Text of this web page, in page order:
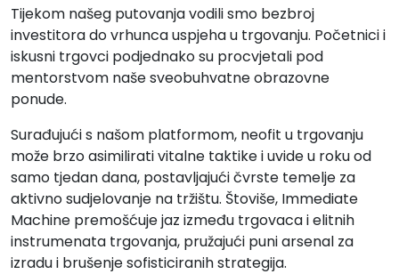
Tijekom našeg putovanja vodili smo bezbroj
investitora do vrhunca uspjeha u trgovanju. Početnici i
iskusni trgovci podjednako su procvjetali pod
mentorstvom naše sveobuhvatne obrazovne
ponude.
Surađujući s našom platformom, neofit u trgovanju
može brzo asimilirati vitalne taktike i uvide u roku od
samo tjedan dana, postavljajući čvrste temelje za
aktivno sudjelovanje na tržištu. Štoviše, Immediate
Machine premošćuje jaz između trgovaca i elitnih
instrumenata trgovanja, pružajući puni arsenal za
izradu i brušenje sofisticiranih strategija.